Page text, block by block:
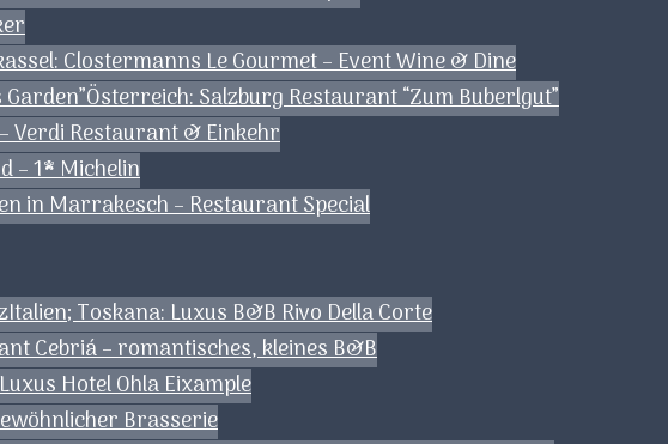
Clostermanns Le Gourmet – Event Wine & Dine
Österreich: Salzburg Restaurant “Zum Buberlgut”
Verdi Restaurant & Einkehr
– 1* Michelin
in Marrakesch – Restaurant Special
Italien; Toskana: Luxus B&B Rivo Della Corte
Cebriá – romantisches, kleines B&B
Hotel Ohla Eixample
Brasserie